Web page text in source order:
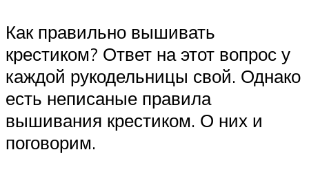
Как правильно вышивать
крестиком? Ответ на этот вопрос у
каждой рукодельницы свой. Однако
есть неписаные правила
вышивания крестиком. О них и
поговорим.